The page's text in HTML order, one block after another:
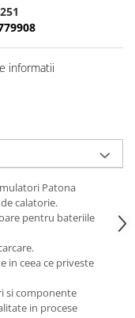
informatii
Patona
calatorie.
pentru bateriile
in ceea ce priveste
si componente
in procese